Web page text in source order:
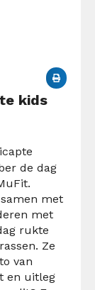
kids
de dag
met
met
rukte
Ze
van
en uitleg